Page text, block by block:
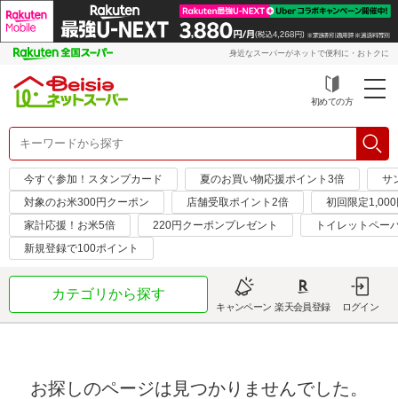
身近なスーパーがネットで便利に・おトクに
初めての方
今すぐ参加！スタンプカード 夏のお買い物応援ポイント3倍
サ
対象のお米300円クーポン
店舗受取ポイント2倍
初回限定
家計応援！お米5倍
220円クーポンプレゼント
トイレットペー
新規登録で100ポイント
カテゴリから探す
キャンペーン 楽天会員登録 ログイン
お探しのページは見つかりませんでした。